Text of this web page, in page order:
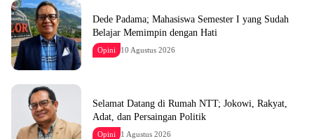
Dede Padama; Mahasiswa Semester I yang Sudah
Belajar Memimpin dengan Hati
Opini 10 Agustus 2026
Selamat Datang di Rumah NTT; Jokowi, Rakyat,
Adat, dan Persaingan Politik
Opini 1 Agustus 2026